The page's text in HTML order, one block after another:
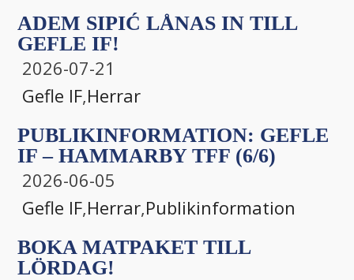
ADEM SIPIĆ LÅNAS IN TILL
GEFLE IF!
2026-07-21
Gefle IF,Herrar
PUBLIKINFORMATION: GEFLE
IF – HAMMARBY TFF (6/6)
2026-06-05
Gefle IF,Herrar,Publikinformation
BOKA MATPAKET TILL
LÖRDAG!